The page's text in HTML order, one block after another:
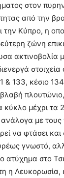
στον
από την
την Κύπρο, η
ζώνη
ακτινοβολία
& 133, κέσιο
κύκλο μέχρι τα
με τους
να φτάσει και
γνωστό,
ατύχημα στο
η Λευκορωσία,